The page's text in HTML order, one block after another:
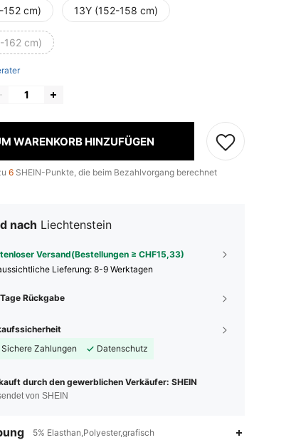
152 cm) 13Y (152-158 cm)
162 cm)
WARENKORB HINZUFÜGEN
6 SHEIN-Punkte, die beim Bezahlvorgang berechnet
nach Liechtenstein
Versand(Bestellungen ≥ CHF15,33)
Lieferung:8-9 Werktagen
Rückgabe
Sichere Zahlungen
Datenschutz
durch den gewerblichen Verkäufer: SHEIN
von SHEIN
5% Elasthan,Polyester,grafisch